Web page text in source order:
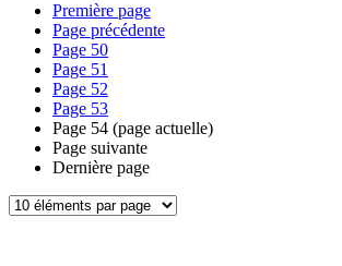
Première page
Page précédente
Page 50
Page 51
Page 52
Page 53
Page 54 (page actuelle)
Page suivante
Dernière page